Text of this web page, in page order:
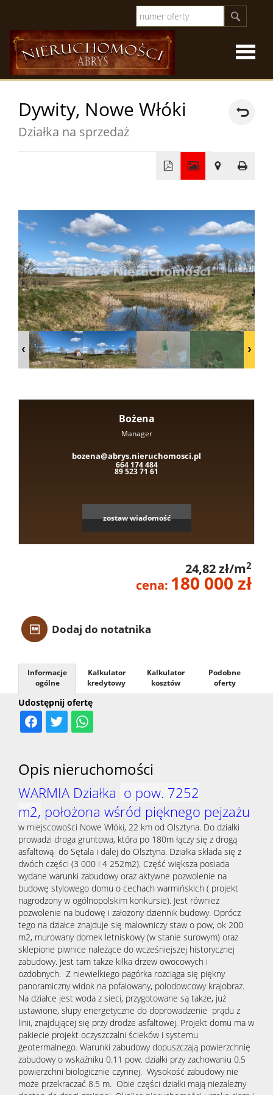
firmie
Oferty
Oferty
Domy
Domy
Hale
Obiekty
Hale
Obiekty
Dywity, Nowe Włóki
Działka na sprzedaż
−
Bożena
Manager
bozena@abrys.nieruchomosci.pl
664 174 484
89 523 71 61
zostaw wiadomość
24,82 zł/m2
cena: 180 000 zł
Dodaj do notatnika
Udostępnij ofertę
Informacje
ogólne
Kalkulator
kredytowy
Kalkulator
kosztów
Podobne
oferty
Opis nieruchomości
WARMIA Działka o pow. 7252
m2, położona wśród pięknego pejzażu
w miejscowości Nowe Włóki, 22 km od Olsztyna. Do działki
prowadzi droga gruntowa, która po 180m łączy się z drogą
asfaltową do Sętala i dalej do Olsztyna. Działka składa się z
dwóch części (3 000 i 4 252m2). Część większa posiada
wydane warunki zabudowy oraz aktywne pozwolenie na
budowę stylowego domu o cechach warmińskich ( projekt
nagrodzony w ogólnopolskim konkursie). Jest również
pozwolenie na budowę i założony dziennik budowy. Oprócz
tego na działce znajduje się malowniczy staw o pow, ok 200
m2, murowany domek letniskowy (w stanie surowym) oraz
sklepione piwnice należące do wcześniejszej historycznej
zabudowy. Jest tam także kilka drzew owocowych i
ozdobnych. Z niewielkiego pagórka rozciąga się piękny
panoramiczny widok na pofalowany, polodowcowy krajobraz.
Na działce jest woda z sieci, przygotowane są także, już
ustawione, słupy energetyczne do doprowadzenie prądu z
linii, znajdującej się przy drodze asfaltowej. Projekt domu ma w
pakiecie projekt oczyszczalni ścieków i systemu
geotermalnego. Warunki zabudowy dopuszczają powierzchnię
zabudowy o wskaźniku 0.11 pow. działki przy zachowaniu 0.5
powierzchni biologicznie czynnej. Wysokość zabudowy nie
może przekraczać 8.5 m. Obie części działki mają niezależny